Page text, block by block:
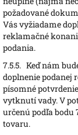
požadované
Vás vyžiadame
reklamačné
podania.
7.5.5. Keď nám
doplnenie podanej
písomné
vytknutí vady. V
určenú podľa bodu
tovaru.